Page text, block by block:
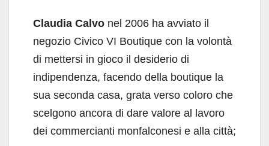
Claudia Calvo nel 2006 ha avviato il
negozio Civico VI Boutique con la volontà
di mettersi in gioco il desiderio di
indipendenza, facendo della boutique la
sua seconda casa, grata verso coloro che
scelgono ancora di dare valore al lavoro
dei commercianti monfalconesi e alla città;